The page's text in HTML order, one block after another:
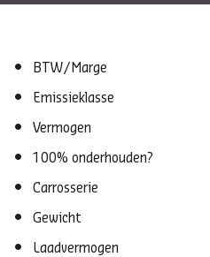
BTW/Marge
Emissieklasse
Vermogen
100% onderhouden?
Carrosserie
Gewicht
Laadvermogen